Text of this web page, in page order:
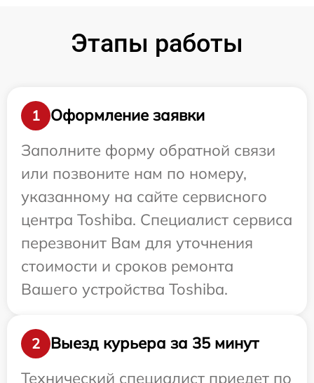
Этапы работы
1
Оформление заявки
Заполните форму обратной связи
или позвоните нам по номеру,
указанному на сайте сервисного
центра Toshiba. Специалист сервиса
перезвонит Вам для уточнения
стоимости и сроков ремонта
Вашего устройства Toshiba.
2
Выезд курьера за 35 минут
Технический специалист приедет по